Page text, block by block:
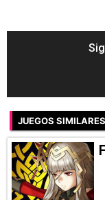
JUEGOS SIMILARES